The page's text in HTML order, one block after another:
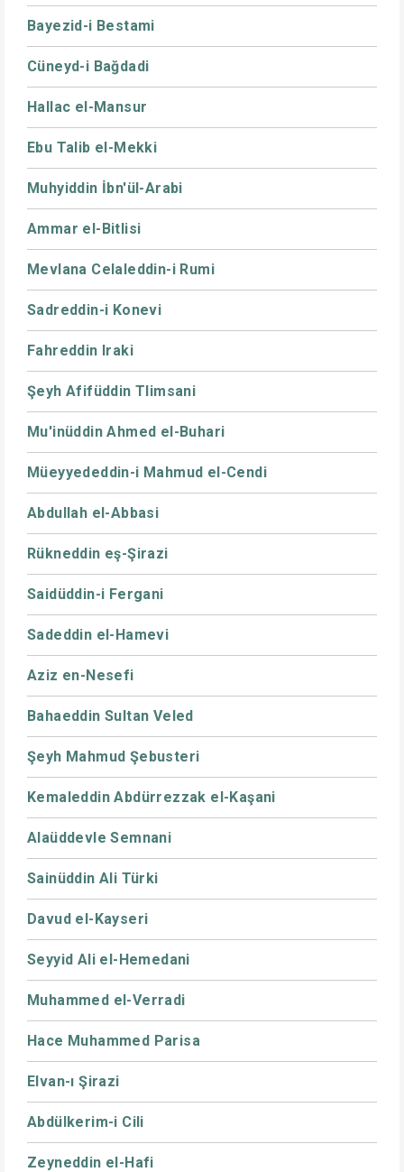
Bayezid-i Bestami
Cüneyd-i Bağdadi
Hallac el-Mansur
Ebu Talib el-Mekki
Muhyiddin İbn'ül-Arabi
Ammar el-Bitlisi
Mevlana Celaleddin-i Rumi
Sadreddin-i Konevi
Fahreddin Iraki
Şeyh Afifüddin Tlimsani
Mu'inüddin Ahmed el-Buhari
Müeyyededdin-i Mahmud el-Cendi
Abdullah el-Abbasi
Rükneddin eş-Şirazi
Saidüddin-i Fergani
Sadeddin el-Hamevi
Aziz en-Nesefi
Bahaeddin Sultan Veled
Şeyh Mahmud Şebusteri
Kemaleddin Abdürrezzak el-Kaşani
Alaüddevle Semnani
Sainüddin Ali Türki
Davud el-Kayseri
Seyyid Ali el-Hemedani
Muhammed el-Verradi
Hace Muhammed Parisa
Elvan-ı Şirazi
Abdülkerim-i Cili
Zeyneddin el-Hafi